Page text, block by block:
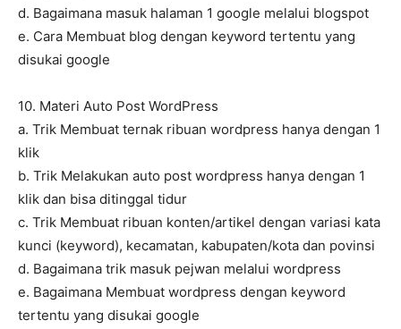
d. Bagaimana masuk halaman 1 google melalui blogspot
e. Cara Membuat blog dengan keyword tertentu yang
disukai google
10. Materi Auto Post WordPress
a. Trik Membuat ternak ribuan wordpress hanya dengan 1
klik
b. Trik Melakukan auto post wordpress hanya dengan 1
klik dan bisa ditinggal tidur
c. Trik Membuat ribuan konten/artikel dengan variasi kata
kunci (keyword), kecamatan, kabupaten/kota dan povinsi
d. Bagaimana trik masuk pejwan melalui wordpress
e. Bagaimana Membuat wordpress dengan keyword
tertentu yang disukai google